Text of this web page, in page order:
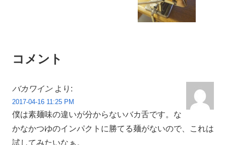
コメント
バカワイン より:
2017-04-16 11:25 PM
僕は素麺味の違いが分からないバカ舌です。な
かなかつゆのインパクトに勝てる麺がないので、これは
試してみたいなぁ。